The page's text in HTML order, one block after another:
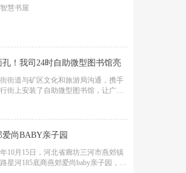
和旅游局
慧书屋
孔！我司24时自助微型图书馆亮
阳泉平潭街步行街
街道与矿区文化和旅游局沟通，携手
街上安装了自助微型图书馆，让广大
爱尚BABY亲子园
10月15日，河北省廊坊三河市燕郊镇
星河185底商燕郊爱尚baby亲子园，智